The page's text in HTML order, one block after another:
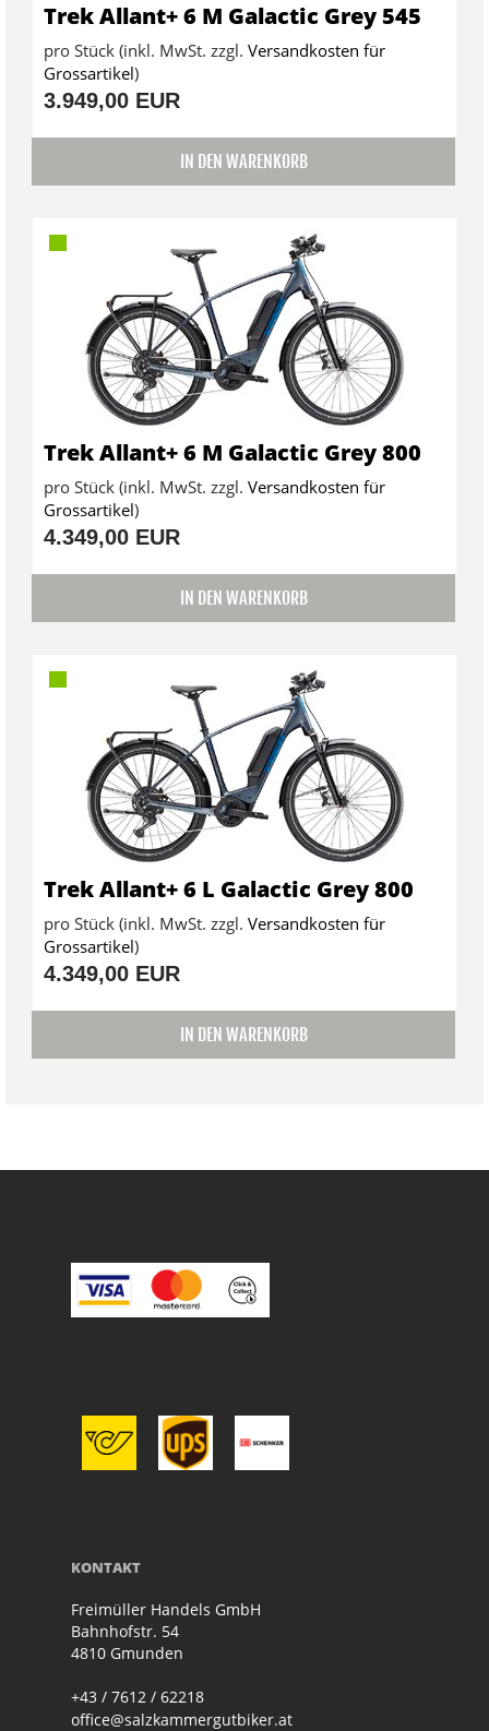
Trek Allant+ 6 M Galactic Grey 545
pro Stück (inkl. MwSt. zzgl. Versandkosten für
Grossartikel)
3.949,00 EUR
IN DEN WARENKORB
Trek Allant+ 6 M Galactic Grey 800
pro Stück (inkl. MwSt. zzgl. Versandkosten für
Grossartikel)
4.349,00 EUR
IN DEN WARENKORB
Trek Allant+ 6 L Galactic Grey 800
pro Stück (inkl. MwSt. zzgl. Versandkosten für
Grossartikel)
4.349,00 EUR
IN DEN WARENKORB
KONTAKT
Freimüller Handels GmbH
Bahnhofstr. 54
4810 Gmunden
+43 / 7612 / 62218
office@salzkammergutbiker.at